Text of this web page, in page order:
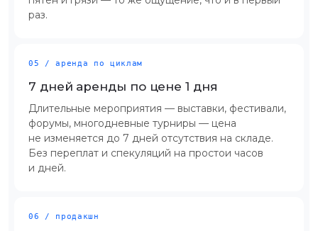
раз.
05 / аренда по циклам
7 дней аренды по цене 1 дня
Длительные мероприятия — выставки, фестивали,
форумы, многодневные турниры — цена
не изменяется до 7 дней отсутствия на складе.
Без переплат и спекуляций на простои часов
и дней.
06 / продакшн